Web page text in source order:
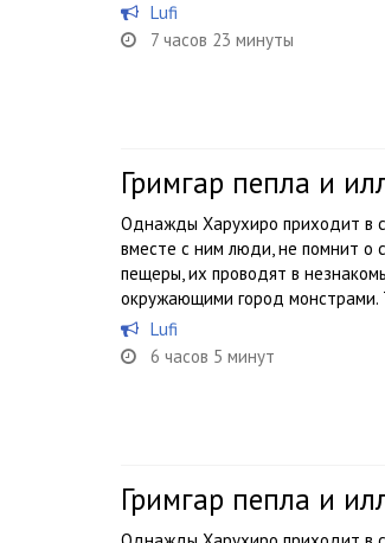
Lufi
7 часов 23 минуты
Гримгар пепла и
Однажды Харухиро приходит в
вместе с ним люди, не помнит о
пещеры, их проводят в
окружающими город монстрами.
Lufi
6 часов 5 минут
Гримгар пепла и